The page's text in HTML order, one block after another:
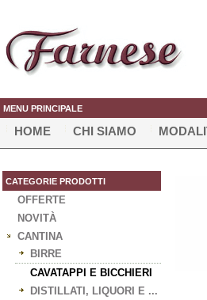
MENU PRINCIPALE
HOME CHI SIAMO
CATEGORIE PRODOTTI
OFFERTE
NOVITÀ
CANTINA
BIRRE
CAVATAPPI E BICCHIERI
DISTILLATI, LIQUORI E ...